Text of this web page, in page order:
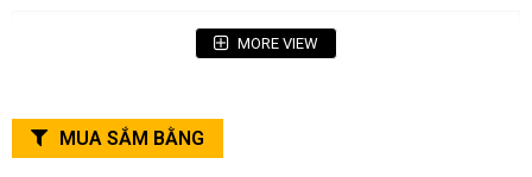
1.2. Kiểu dáng chấn máng xối phổ biến (U, V, Bán
nguyệt)
MORE VIEW
MUA SẮM BẰNG